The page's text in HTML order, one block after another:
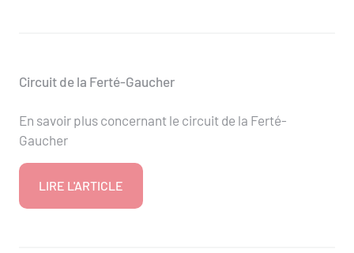
Circuit de la Ferté-Gaucher
En savoir plus concernant le circuit de la Ferté-
Gaucher
LIRE L'ARTICLE